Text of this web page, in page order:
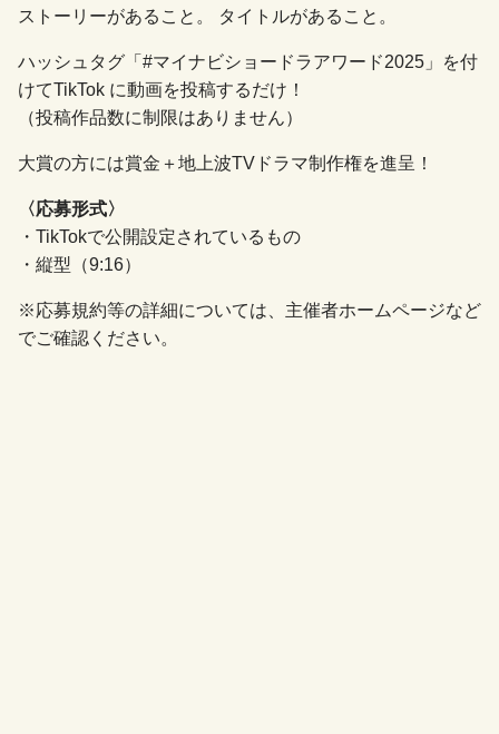
ストーリーがあること。 タイトルがあること。
ハッシュタグ「#マイナビショードラアワード2025」を付
けてTikTok に動画を投稿するだけ！
（投稿作品数に制限はありません）
大賞の方には賞金＋地上波TVドラマ制作権を進呈！
〈応募形式〉
・TikTokで公開設定されているもの
・縦型（9:16）
※応募規約等の詳細については、主催者ホームページなど
でご確認ください。